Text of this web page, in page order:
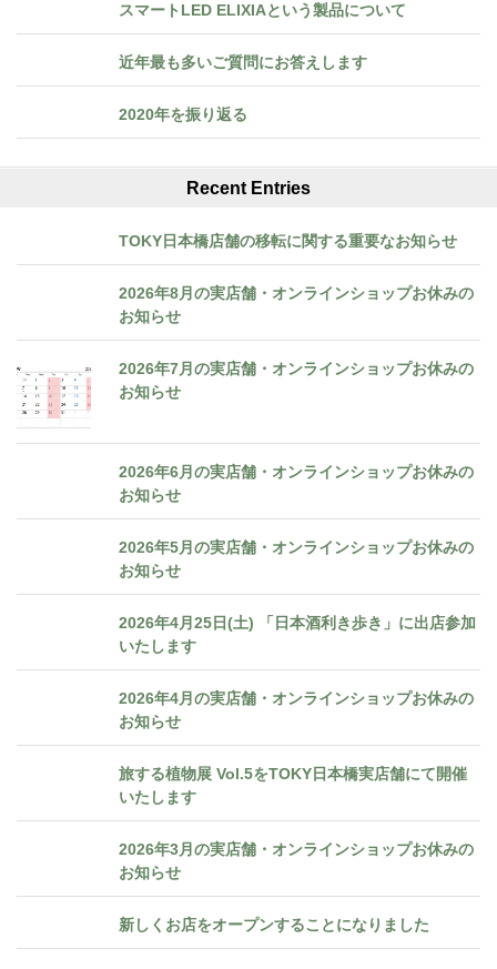
スマートLED ELIXIAという製品について
近年最も多いご質問にお答えします
2020年を振り返る
Recent Entries
TOKY日本橋店舗の移転に関する重要なお知らせ
2026年8月の実店舗・オンラインショップお休みの
お知らせ
2026年7月の実店舗・オンラインショップお休みの
お知らせ
2026年6月の実店舗・オンラインショップお休みの
お知らせ
2026年5月の実店舗・オンラインショップお休みの
お知らせ
2026年4月25日(土) 「日本酒利き歩き」に出店参加
いたします
2026年4月の実店舗・オンラインショップお休みの
お知らせ
旅する植物展 Vol.5をTOKY日本橋実店舗にて開催
いたします
2026年3月の実店舗・オンラインショップお休みの
お知らせ
新しくお店をオープンすることになりました